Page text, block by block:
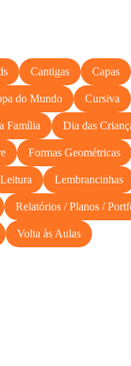
Cantigas Capas
do Mundo Cursiva
Família Dia das
Formas Geométricas
Leitura Lembrancinhas
Relatórios / Planos /
Volta às Aulas